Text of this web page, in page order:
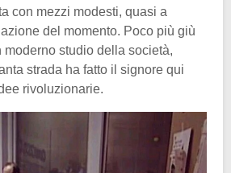
con mezzi modesti, quasi a
del momento. Poco più giù
moderno studio della società,
strada ha fatto il signore qui
rivoluzionarie.